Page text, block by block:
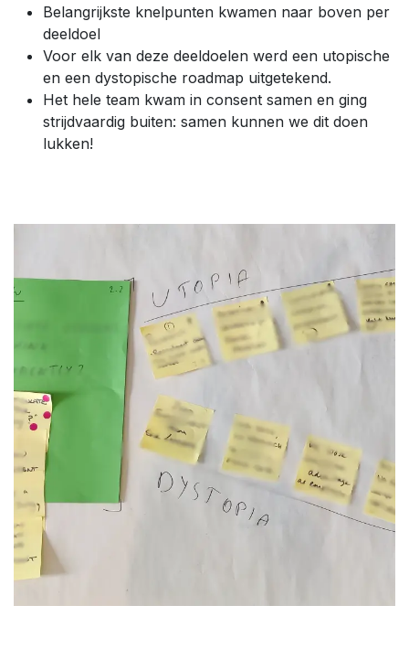
Belangrijkste knelpunten kwamen naar boven per
deeldoel
Voor elk van deze deeldoelen werd een utopische
en een dystopische roadmap uitgetekend.
Het hele team kwam in consent samen en ging
strijdvaardig buiten: samen kunnen we dit doen
lukken!